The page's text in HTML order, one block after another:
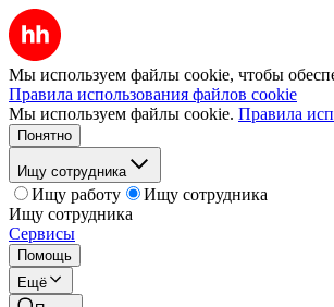
Мы используем файлы cookie, чтобы
Правила использования файлов cookie
Мы используем файлы cookie. Правила
Понятно
Ищу сотрудника
Ищу работу
Ищу сотрудника
Ищу сотрудника
Сервисы
Помощь
Ещё